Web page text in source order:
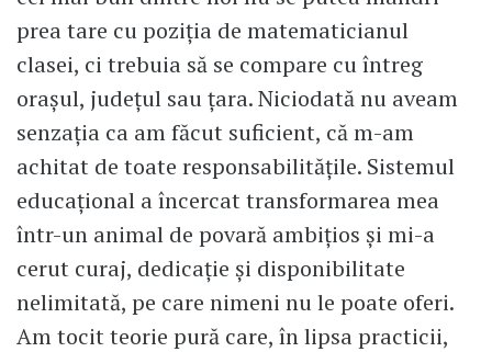
prea tare cu poziția de matematicianul
clasei, ci trebuia să se compare cu întreg
orașul, județul sau țara. Niciodată nu aveam
senzația ca am făcut suficient, că m-am
achitat de toate responsabilitățile. Sistemul
educațional a încercat transformarea mea
într-un animal de povară ambițios și mi-a
cerut curaj, dedicație și disponibilitate
nelimitată, pe care nimeni nu le poate oferi.
Am tocit teorie pură care, în lipsa practicii,